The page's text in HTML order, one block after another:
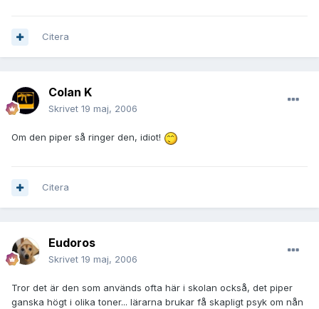
Citera
Colan K
Skrivet 19 maj, 2006
Om den piper så ringer den, idiot!
Citera
Eudoros
Skrivet 19 maj, 2006
Tror det är den som används ofta här i skolan också, det piper
ganska högt i olika toner... lärarna brukar få skapligt psyk om nån